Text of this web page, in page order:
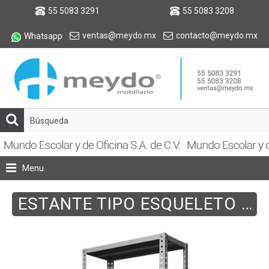
55 5083 3291 55 5083 3208
Whatsapp ventas@meydo.mx contacto@meydo.mx
Menu
ESTANTE TIPO ESQUELETO 580